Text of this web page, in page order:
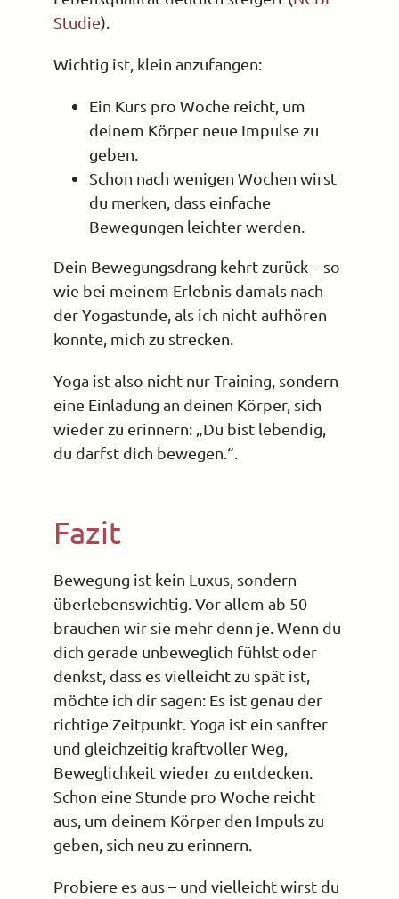
Studie).
Wichtig ist, klein anzufangen:
Ein Kurs pro Woche reicht, um
deinem Körper neue Impulse zu
geben.
Schon nach wenigen Wochen wirst
du merken, dass einfache
Bewegungen leichter werden.
Dein Bewegungsdrang kehrt zurück – so
wie bei meinem Erlebnis damals nach
der Yogastunde, als ich nicht aufhören
konnte, mich zu strecken.
Yoga ist also nicht nur Training, sondern
eine Einladung an deinen Körper, sich
wieder zu erinnern: „Du bist lebendig,
du darfst dich bewegen.“.
Fazit
Bewegung ist kein Luxus, sondern
überlebenswichtig. Vor allem ab 50
brauchen wir sie mehr denn je. Wenn du
dich gerade unbeweglich fühlst oder
denkst, dass es vielleicht zu spät ist,
möchte ich dir sagen: Es ist genau der
richtige Zeitpunkt. Yoga ist ein sanfter
und gleichzeitig kraftvoller Weg,
Beweglichkeit wieder zu entdecken.
Schon eine Stunde pro Woche reicht
aus, um deinem Körper den Impuls zu
geben, sich neu zu erinnern.
Probiere es aus – und vielleicht wirst du